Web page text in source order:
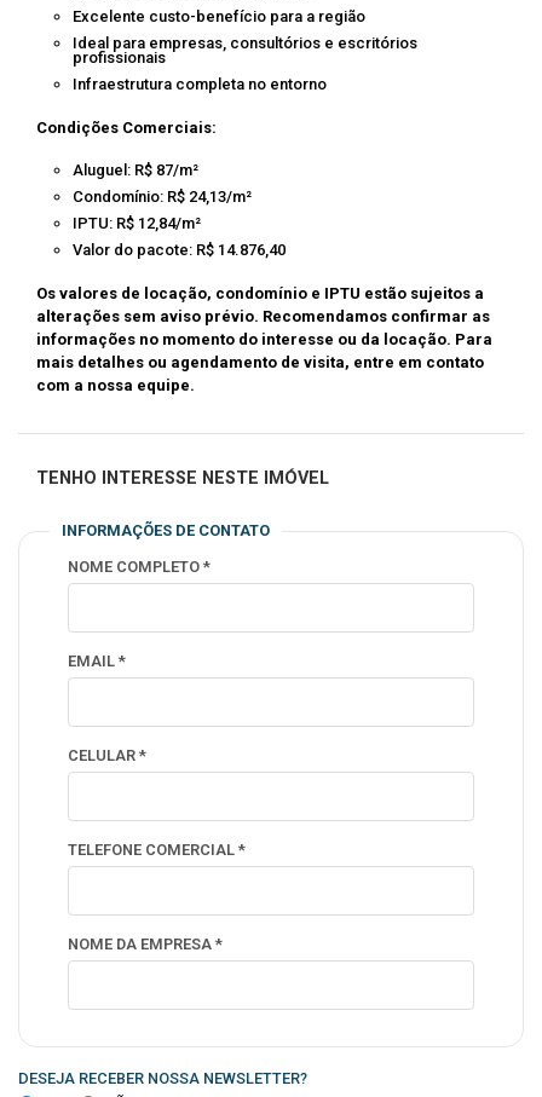
Excelente custo-benefício para a região
Ideal para empresas, consultórios e escritórios
profissionais
Infraestrutura completa no entorno
Condições Comerciais:
Aluguel: R$ 87/m²
Condomínio: R$ 24,13/m²
IPTU: R$ 12,84/m²
Valor do pacote: R$ 14.876,40
Os valores de locação, condomínio e IPTU estão sujeitos a
alterações sem aviso prévio. Recomendamos confirmar as
informações no momento do interesse ou da locação. Para
mais detalhes ou agendamento de visita, entre em contato
com a nossa equipe.
TENHO INTERESSE NESTE IMÓVEL
INFORMAÇÕES DE CONTATO
NOME COMPLETO *
EMAIL *
CELULAR *
TELEFONE COMERCIAL *
NOME DA EMPRESA *
DESEJA RECEBER NOSSA NEWSLETTER?